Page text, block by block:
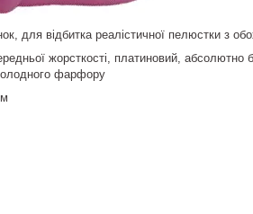
для відбитка реалістичної пелюстки з
жорсткості, платиновий,
фарфору